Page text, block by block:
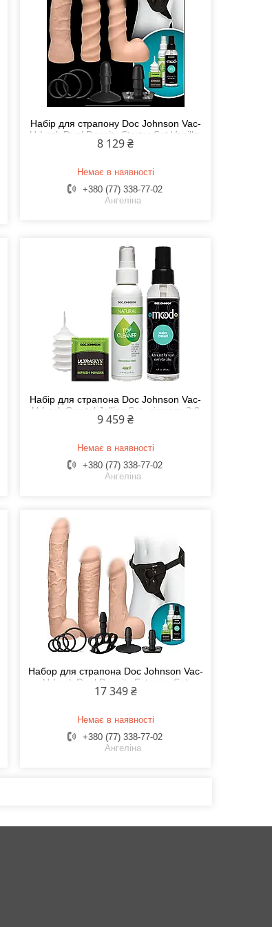
Набір для страпону Doc Johnson Vac-
U-Lock Dual Density Starter Set Vanilla,
діаметр 2х3,8см, 5,1см Feromon
8 129 ₴
Немає в наявності
+380 (77) 338-77-02
Ангеліна
Набір для страпона Doc Johnson Vac-
U-Lock Crystal Jellies Set, діаметр 3,8
см, 2х4,5 см, 5,1 см Feromon
9 459 ₴
Немає в наявності
+380 (77) 338-77-02
Ангеліна
Набор для страпона Doc Johnson Vac-
U-Lock Dual Density Extreme Set
17 349 ₴
Немає в наявності
+380 (77) 338-77-02
Ангеліна